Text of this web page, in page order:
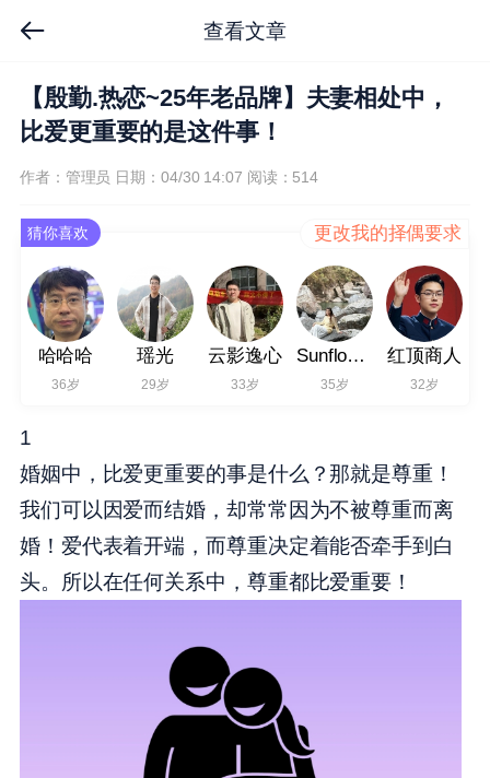
查看文章
【殷勤.热恋~25年老品牌】夫妻相处中，
比爱更重要的是这件事！
作者：管理员 日期：04/30 14:07 阅读：514
猜你喜欢 更改我的择偶要求
哈哈哈
36岁
瑶光
29岁
云影逸心
33岁
Sunflower27
35岁
红顶商人
32岁
1
婚姻中，比爱更重要的事是什么？那就是尊重！
我们可以因爱而结婚，却常常因为不被尊重而离
婚！爱代表着开端，而尊重决定着能否牵手到白
头。所以在任何关系中，尊重都比爱重要！